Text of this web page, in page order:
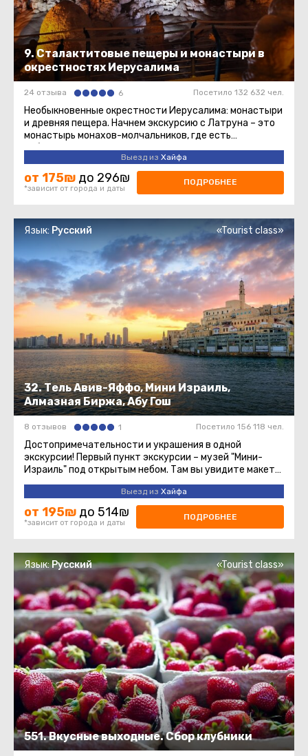
9. Сталактитовые пещеры и монастыри в
окрестностях Иерусалима
24 отзыва 6 Посетило 132 632 чел.
Необыкновенные окрестности Иерусалима: монастыри
и древняя пещера. Начнем экскурсию с Латруна – это
монастырь монахов-молчальников, где есть
собственная винодельня ...
Выезд из Хайфа
от 175₪ до 296₪
*зависит от города и даты
ПОДРОБНЕЕ
32. Тель Авив-Яффо, Мини Израиль,
Алмазная Биржа, Абу Гош
Язык: Русский «Tourist class»
8 отзывов 1 Посетило 156 118 чел.
Достопримечательности и украшения в одной
экскурсии! Первый пункт экскурсии – музей "Мини-
Израиль" под открытым небом. Там вы увидите макеты
всех важных достопримечательностей ...
Выезд из Хайфа
от 195₪ до 514₪
*зависит от города и даты
ПОДРОБНЕЕ
551. Вкусные выходные. Сбор клубники
Язык:Русский «Tourist class»